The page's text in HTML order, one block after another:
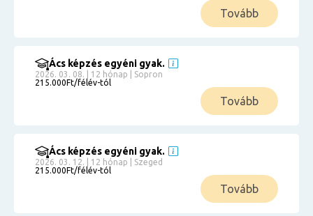
Tovább
Ács képzés egyéni gyak.
2026. 03. 08. | 12 hónap | Sopron
215.000Ft/félév-tól
Tovább
Ács képzés egyéni gyak.
2026. 03. 12. | 12 hónap | Szeged
215.000Ft/félév-tól
Tovább